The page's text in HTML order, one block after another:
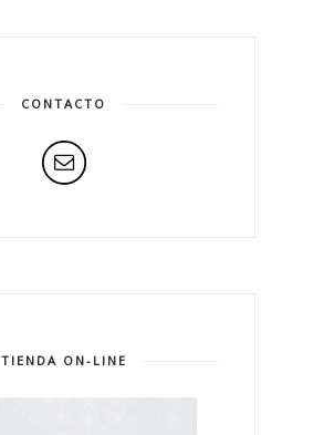
CONTACTO
TIENDA ON-LINE